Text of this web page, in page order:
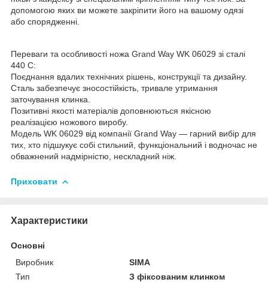
допомогою яких ви можете закріпити його на вашому одязі
або спорядженні.
Переваги та особливості ножа Grand Way WK 06029 зі сталі
440 С:
Поєднання вдалих технічних рішень, конструкції та дизайну.
Сталь забезпечує зносостійкість, тривале утримання
заточування клинка.
Позитивні якості матеріалів доповнюються якісною
реалізацією ножового виробу.
Модель WK 06029 від компанії Grand Way — гарний вибір для
тих, хто підшукує собі стильний, функціональний і водночас не
обважнений надмірністю, нескладний ніж.
Приховати
Характеристики
Основні
Виробник
SIMA
Тип
З фіксованим клинком